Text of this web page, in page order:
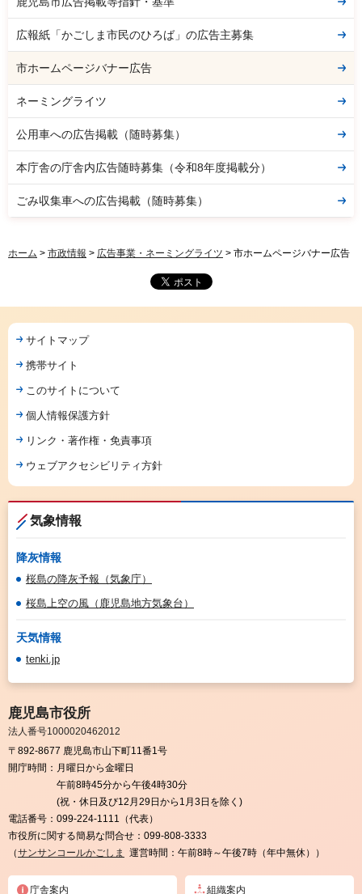
広報紙「かごしま市民のひろば」の広告主募集
市ホームページバナー広告
ネーミングライツ
公用車への広告掲載（随時募集）
本庁舎の庁舎内広告随時募集（令和8年度掲載分）
ごみ収集車への広告掲載（随時募集）
ホーム > 市政情報 > 広告事業・ネーミングライツ > 市ホームページバナー広告
サイトマップ
携帯サイト
このサイトについて
個人情報保護方針
リンク・著作権・免責事項
ウェブアクセシビリティ方針
気象情報
降灰情報
桜島の降灰予報（気象庁）
桜島上空の風（鹿児島地方気象台）
天気情報
tenki.jp
鹿児島市役所
法人番号1000020462012
〒892-8677 鹿児島市山下町11番1号
開庁時間： 月曜日から金曜日
午前8時45分から午後4時30分
(祝・休日及び12月29日から1月3日を除く)
電話番号： 099-224-1111（代表）
市役所に関する簡易な問合せ： 099-808-3333
（サンサンコールかごしま 運営時間：午前8時～午後7時（年中無休））
庁舎案内 組織案内